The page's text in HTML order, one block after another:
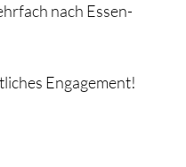
nach Essen-
Engagement!